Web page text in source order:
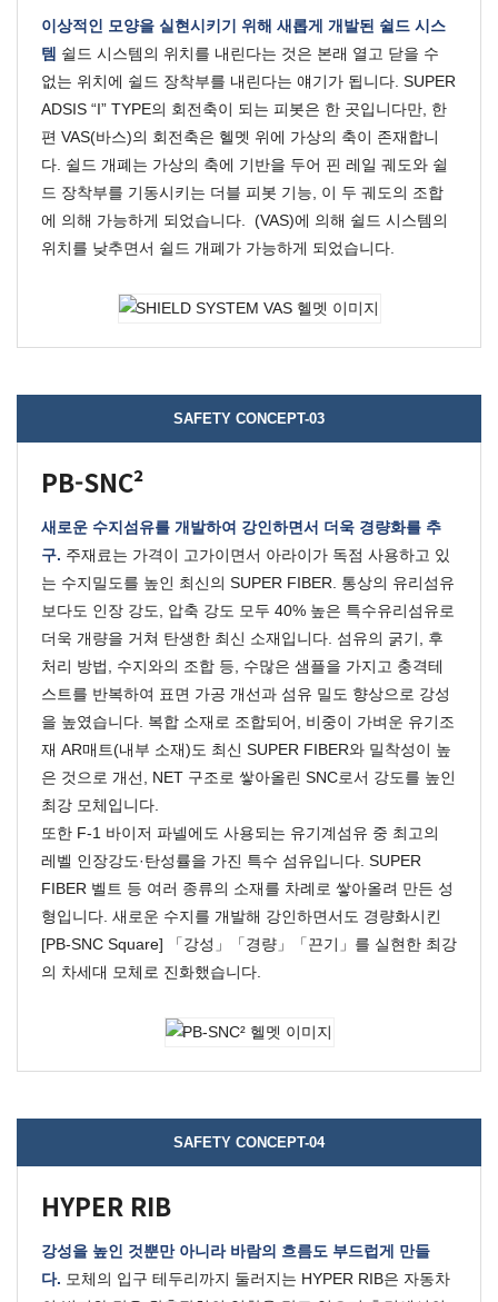
이상적인 모양을 실현시키기 위해 새롭게 개발된 쉴드 시스
템 쉴드 시스템의 위치를 내린다는 것은 본래 열고 닫을 수
없는 위치에 쉴드 장착부를 내린다는 얘기가 됩니다. SUPER
ADSIS “I” TYPE의 회전축이 되는 피봇은 한 곳입니다만, 한
편 VAS(바스)의 회전축은 헬멧 위에 가상의 축이 존재합니
다. 쉴드 개폐는 가상의 축에 기반을 두어 핀 레일 궤도와 쉴
드 장착부를 기동시키는 더블 피봇 기능, 이 두 궤도의 조합
에 의해 가능하게 되었습니다. (VAS)에 의해 쉴드 시스템의
위치를 낮추면서 쉴드 개폐가 가능하게 되었습니다.
SAFETY CONCEPT-03
PB-SNC²
새로운 수지섬유를 개발하여 강인하면서 더욱 경량화를 추
구. 주재료는 가격이 고가이면서 아라이가 독점 사용하고 있
는 수지밀도를 높인 최신의 SUPER FIBER. 통상의 유리섬유
보다도 인장 강도, 압축 강도 모두 40% 높은 특수유리섬유로
더욱 개량을 거쳐 탄생한 최신 소재입니다. 섬유의 굵기, 후
처리 방법, 수지와의 조합 등, 수많은 샘플을 가지고 충격테
스트를 반복하여 표면 가공 개선과 섬유 밀도 향상으로 강성
을 높였습니다. 복합 소재로 조합되어, 비중이 가벼운 유기조
재 AR매트(내부 소재)도 최신 SUPER FIBER와 밀착성이 높
은 것으로 개선, NET 구조로 쌓아올린 SNC로서 강도를 높인
최강 모체입니다.
또한 F-1 바이저 파넬에도 사용되는 유기계섬유 중 최고의
레벨 인장강도·탄성률을 가진 특수 섬유입니다. SUPER
FIBER 벨트 등 여러 종류의 소재를 차례로 쌓아올려 만든 성
형입니다. 새로운 수지를 개발해 강인하면서도 경량화시킨
[PB-SNC Square] 「강성」「경량」「끈기」를 실현한 최강
의 차세대 모체로 진화했습니다.
SAFETY CONCEPT-04
HYPER RIB
강성을 높인 것뿐만 아니라 바람의 흐름도 부드럽게 만들
다. 모체의 입구 테두리까지 둘러지는 HYPER RIB은 자동차